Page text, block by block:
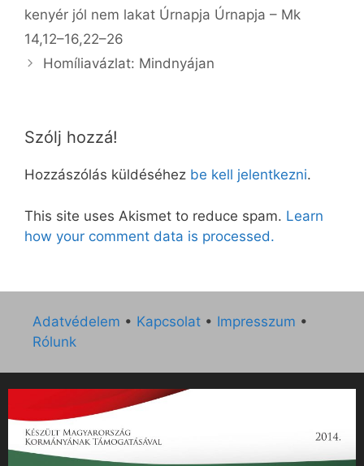
kenyér jól nem lakat Úrnapja Úrnapja – Mk
14,12–16,22–26
Homíliavázlat: Mindnyájan
Szólj hozzá!
Hozzászólás küldéséhez be kell jelentkezni.
This site uses Akismet to reduce spam. Learn
how your comment data is processed.
Adatvédelem • Kapcsolat • Impresszum •
Rólunk